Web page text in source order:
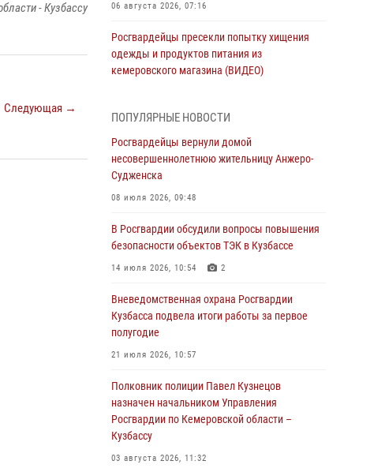
- Кузбассу
Следующая →
06 августа 2026, 07:16
Росгвардейцы пресекли попытку хищения
одежды и продуктов питания из
кемеровского магазина (ВИДЕО)
В Кузбассе стартовал чемпионат Сибирского
ордена Жукова округа Росгвардии по
служебно-боевой стрельбе
05 августа 2026, 10:53
дебошира, устроившего конфликт в
медицинском учреждении
05 августа 2026, 09:30
Росгвардейцы задержали участника драки,
причинившего побои оппоненту
05 августа 2026, 08:50
общественного порядка на городском пляже
05 августа 2026, 08:10
Росгвардейцы в Юрге пресекли попытку
проникновения на территорию частного
ПОПУЛЯРНЫЕ НОВОСТИ
Росгвардейцы вернули домой
несовершеннолетнюю жительницу Анжеро-
Судженска
08 июля 2026, 09:48
В Росгвардии обсудили вопросы повышения
безопасности объектов ТЭК в Кузбассе
14 июля 2026, 10:54 2
Вневедомственная охрана Росгвардии
Кузбасса подвела итоги работы за первое
полугодие
21 июля 2026, 10:57
Полковник полиции Павел Кузнецов
назначен начальником Управления
Росгвардии по Кемеровской области –
Кузбассу
03 августа 2026, 11:32